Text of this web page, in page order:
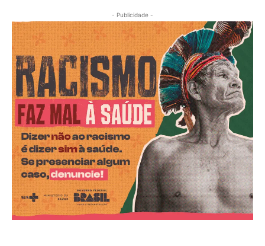
- Publicidade -